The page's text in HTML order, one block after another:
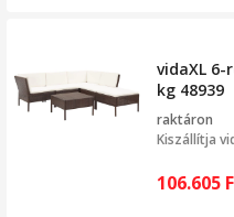
vidaXL
kg 48939
raktáron
Kiszállítja
106.605